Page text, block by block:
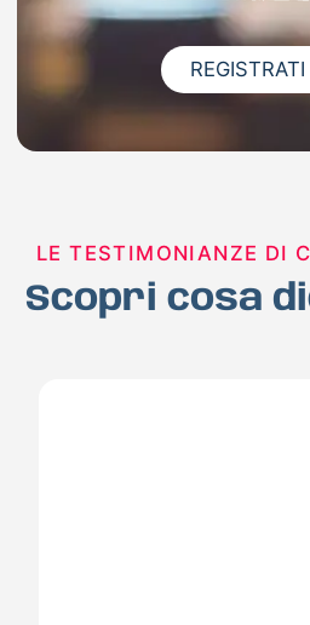
LE TESTIMONIANZE DI
Scopri cosa